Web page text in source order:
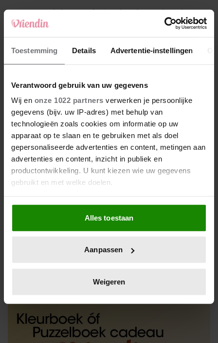
Toestemming Details Advertentie-instellingen
Verantwoord gebruik van uw gegevens
Wij en onze 1022 partners verwerken je persoonlijke
gegevens (bijv. uw IP-adres) met behulp van
technologieën zoals cookies om informatie op uw
apparaat op te slaan en te gebruiken met als doel
gepersonaliseerde advertenties en content, metingen aan
advertenties en content, inzicht in publiek en
productontwikkeling. U kunt kiezen wie uw gegevens
gebruikt en met welke doelen.
Als u het toestaat, willen we ook graag:
Informatie verzamelen over uw geografische
locatie, die tot een paar meter nauwkeurig kan zijn
scannen op specifieke eigenschappen (fingerprinting)
verwerkt en stel uw voorkeuren in het
intrekken in de Cookieverklaring.
We gebruiken cookies om content en advertenties te
personaliseren, om functies voor social media te bieden
Alles toestaan
Aanpassen
Weigeren
4 Makelaar Mandy: ‘Een bericht van de BN’er.
Een foto. Mijn lijf reageert’
5 Makelaar Mandy: ‘Vrijdagavond belde Bart.
Hij sprak eng kalm’
Nieuw